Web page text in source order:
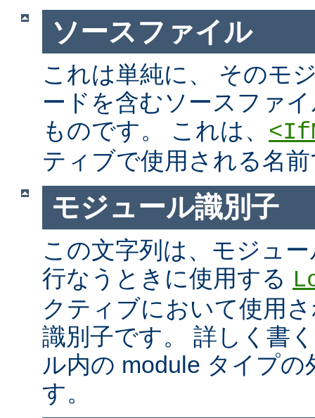
ソースファイル
これは単純に、 そのモ
ードを含むソースファ
ものです。 これは、
ティブで使用される名
モジュール識別子
この文字列は、モジュ
行なうときに使用する
クティブにおいて使用
識別子です。 詳しく書
ル内の module タイプの
す。